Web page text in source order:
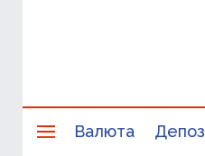
Валюта